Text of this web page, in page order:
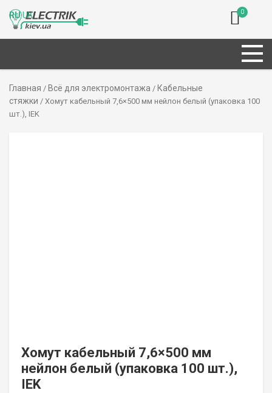
0
Главная / Всё для электромонтажа / Кабельные
стяжки / Хомут кабельный 7,6×500 мм нейлон белый (упаковка 100
шт.), IEK
Хомут кабельный 7,6×500 мм
нейлон белый (упаковка 100 шт.),
IEK
RUUK